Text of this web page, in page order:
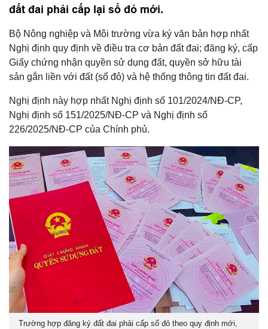
đất đai phải cấp lại sổ đỏ mới.
Bộ Nông nghiệp và Môi trường vừa ký văn bản hợp nhất
Nghị định quy định về điều tra cơ bản đất đai; đăng ký, cấp
Giấy chứng nhận quyền sử dụng đất, quyền sở hữu tài
sản gắn liền với đất (sổ đỏ) và hệ thống thông tin đất đai.
Nghị định này hợp nhất Nghị định số 101/2024/NĐ-CP,
Nghị định số 151/2025/NĐ-CP và Nghị định số
226/2025/NĐ-CP của Chính phủ.
Trường hợp đăng ký đất đai phải cấp sổ đỏ theo quy định mới,